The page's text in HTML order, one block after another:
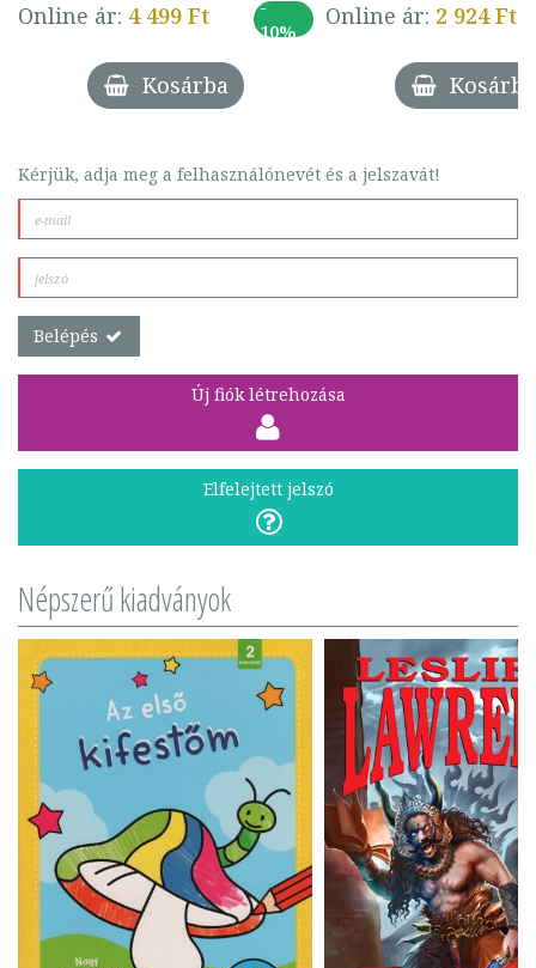
Online ár: 4 499 Ft
-
10%
Kosárba
Online ár: 2 924 Ft
Kosárba
Kérjük, adja meg a felhasználónevét és a jelszavát!
Belépés
Új fiók létrehozása
Elfelejtett jelszó
Népszerű kiadványok